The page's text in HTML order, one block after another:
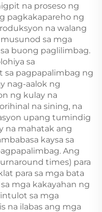
na proseso ng
pagkakapareho ng
na walang
sa mga
buong paglilimbag.
sa
sa pagpapalimbag ng
nag-aalok ng
ng kulay na
na sining, na
upang tumindig
na mahatak ang
kaysa sa
Ang
times) para
para sa mga bata
mga kakayahan ng
sa mga
na ilabas ang mga